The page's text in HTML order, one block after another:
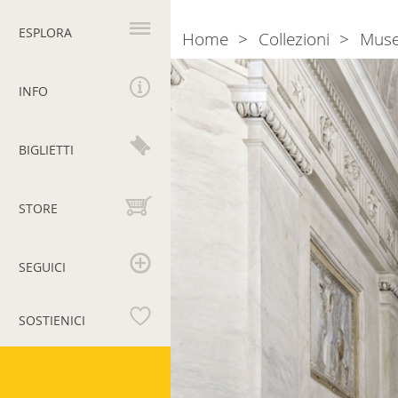
principale
ESPLORA
INFO
BIGLIETTI
STORE
SEGUICI
SOSTIENICI
Museo
Pio
Clementino
Breadcrumb
Home Collezioni